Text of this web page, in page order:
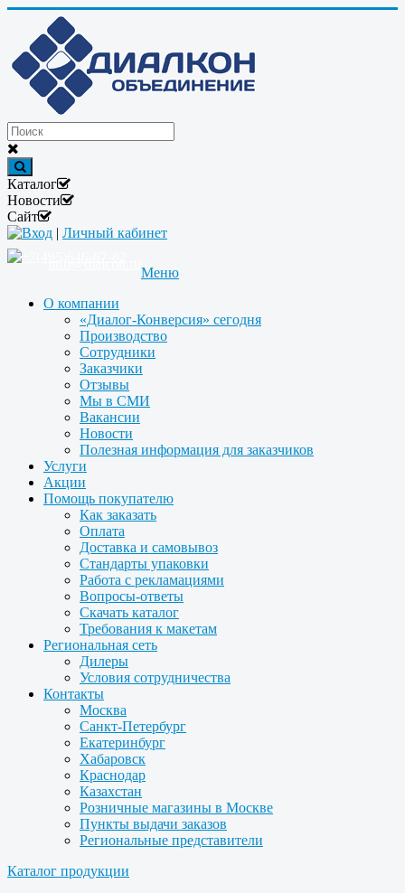
Каталог
Новости
Сайт
Вход | Личный кабинет
Меню
О компании
«Диалог-Конверсия» сегодня
Производство
Сотрудники
Заказчики
Отзывы
Мы в СМИ
Вакансии
Новости
Полезная информация для заказчиков
Услуги
Акции
Помощь покупателю
Как заказать
Оплата
Доставка и самовывоз
Стандарты упаковки
Работа с рекламациями
Вопросы-ответы
Скачать каталог
Требования к макетам
Региональная сеть
Дилеры
Условия сотрудничества
Контакты
Москва
Санкт-Петербург
Екатеринбург
Хабаровск
Краснодар
Казахстан
Розничные магазины в Москве
Пункты выдачи заказов
Региональные представители
Каталог продукции